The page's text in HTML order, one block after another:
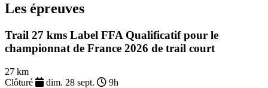
Les épreuves
Trail 27 kms Label FFA Qualificatif pour le
championnat de France 2026 de trail court
27 km
Clôturé
dim. 28 sept. 9h